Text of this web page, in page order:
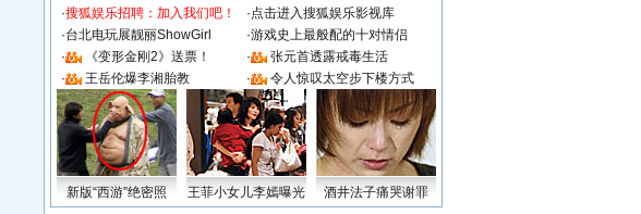
·搜狐娱乐招聘：加入我们吧！ ·点击进入搜狐娱乐影视库
·台北电玩展靓丽ShowGirl ·游戏史上最般配的十对情侣
·
《变形金刚2》送票！ ·
张元首透露戒毒生活
·
王岳伦爆李湘胎教 · 令人惊叹太空步下楼方式
新版“西游”绝密照 王菲小女儿李嫣曝光 酒井法子痛哭谢罪